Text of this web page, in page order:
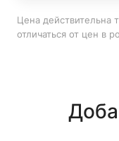
Цена действительна
отличаться от цен в